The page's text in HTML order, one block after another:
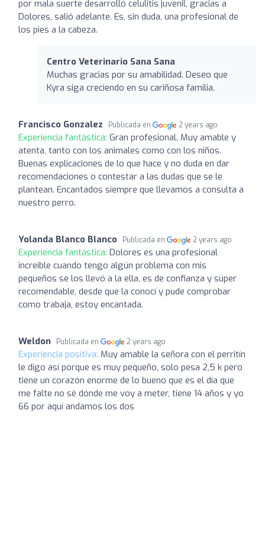
por mala suerte desarrolló celulitis juvenil, gracias a
Dolores, salió adelante. Es, sin duda, una profesional de
los pies a la cabeza.
Centro Veterinario Sana Sana
Muchas gracias por su amabilidad. Deseo que
Kyra siga creciendo en su cariñosa familia.
Francisco Gonzalez Publicada en 2 years ago
Experiencia fantástica: Gran profesional. Muy amable y
atenta, tanto con los animales como con los niños.
Buenas explicaciones de lo que hace y no duda en dar
recomendaciones o contestar a las dudas que se le
plantean. Encantados siempre que llevamos a consulta a
nuestro perro.
Yolanda Blanco Blanco Publicada en 2 years ago
Experiencia fantástica: Dolores es una profesional
increible cuando tengo algún problema con mis
pequeños se los llevó a la ella, es de confianza y súper
recomendable, desde que la conocí y pude comprobar
como trabaja, estoy encantada.
Weldon Publicada en 2 years ago
Experiencia positiva: Muy amable la señora con el perritín
le digo así porque es muy pequeño, solo pesa 2,5 k pero
tiene un corazón enorme de lo bueno que es el día que
me falte no sé dónde me voy a meter, tiene 14 años y yo
66 por aquí andamos los dos